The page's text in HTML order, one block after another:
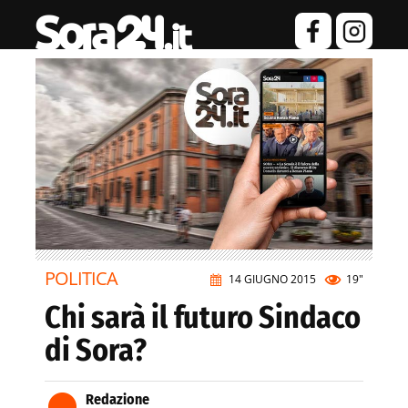
14 GIUGNO 2015 19"
POLITICA
Chi sarà il futuro Sindaco
di Sora?
Redazione